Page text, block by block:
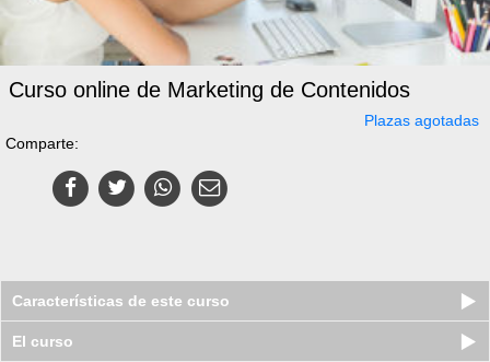
Curso online de Marketing de Contenidos
Plazas agotadas
Comparte:
Características de este curso
El curso